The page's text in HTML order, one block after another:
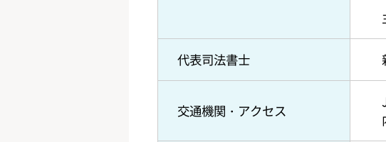
代表司法書士
交通機関・アクセス